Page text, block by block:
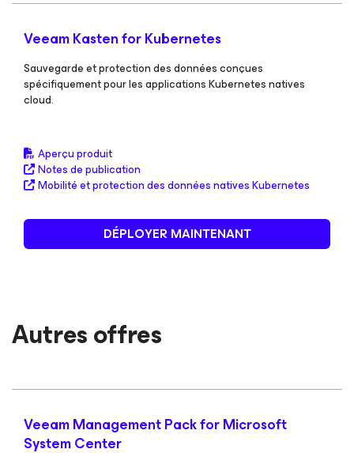
Veeam Kastenfor Kubernetes
Sauvegarde et protection des données conçues
spécifiquement pour les applications Kubernetes natives
cloud.
Aperçu produit
Notes de publication
Mobilité et protection des données natives Kubernetes
DÉPLOYER MAINTENANT
Autres offres
Veeam Management Packfor Microsoft
System Center